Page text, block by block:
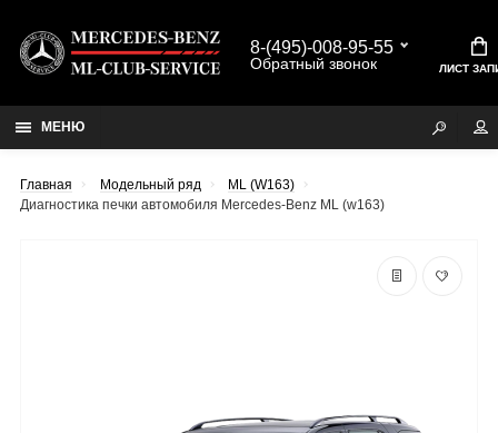
8-(495)-008-95-55
Обратный звонок ЛИСТ
МЕНЮ
Главная Модельный ряд
ML (W163)
Диагностика печки автомобиля Mercedes-Benz ML (w163)